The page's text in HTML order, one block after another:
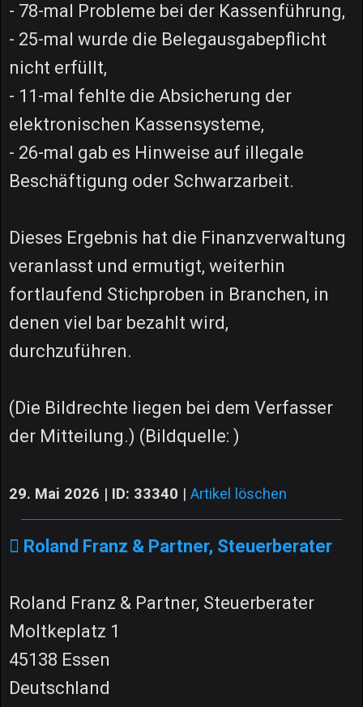
- 78-mal Probleme bei der Kassenführung,
- 25-mal wurde die Belegausgabepflicht
nicht erfüllt,
- 11-mal fehlte die Absicherung der
elektronischen Kassensysteme,
- 26-mal gab es Hinweise auf illegale
Beschäftigung oder Schwarzarbeit.
Dieses Ergebnis hat die Finanzverwaltung
veranlasst und ermutigt, weiterhin
fortlaufend Stichproben in Branchen, in
denen viel bar bezahlt wird,
durchzuführen.
(Die Bildrechte liegen bei dem Verfasser
der Mitteilung.) (Bildquelle: )
29. Mai 2026 | ID: 33340 | Artikel löschen
Roland Franz & Partner, Steuerberater
Roland Franz & Partner, Steuerberater
Moltkeplatz 1
45138 Essen
Deutschland